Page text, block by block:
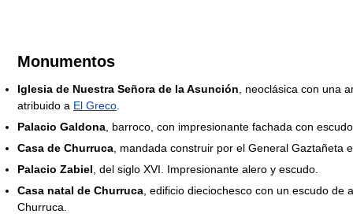
Monumentos
Iglesia de Nuestra Señora de la Asunción , neoclásica con una
atribuido a El Greco
Palacio Galdona , barroco, con impresionante fachada con
Casa de Churruca , mandada construir por el General Gaztañeta
Palacio Zabiel , del siglo XVI. Impresionante alero y escudo.
Casa natal de Churruca , edificio dieciochesco con un escudo
Churruca.